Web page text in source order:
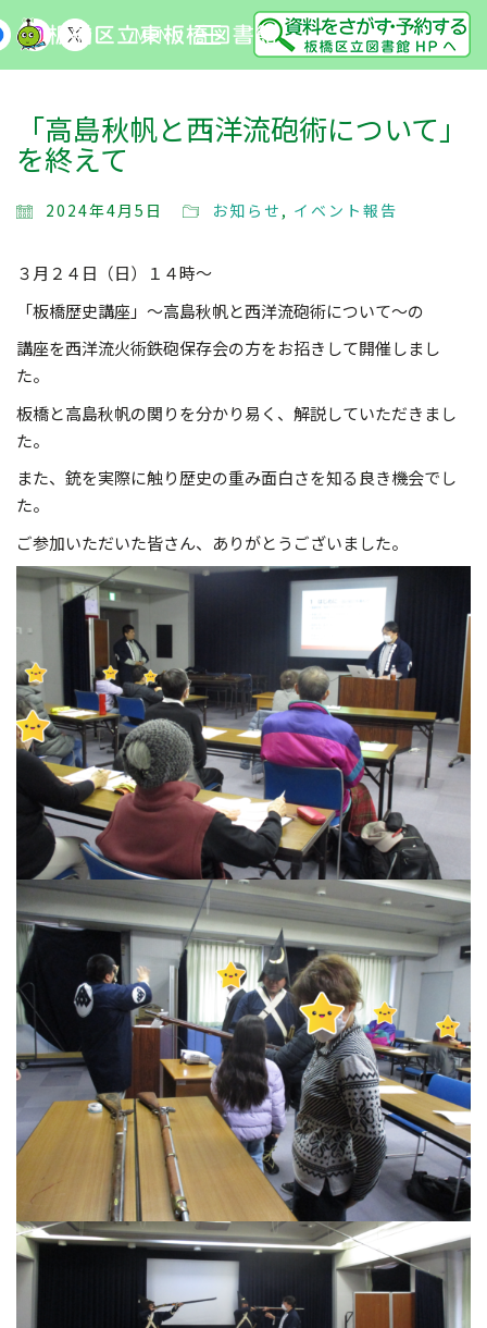
MENU
「高島秋帆と西洋流砲術について」
を終えて
2024年4月5日 お知らせ , イベント報告
３月２４日（日）１４時～
「板橋歴史講座」～高島秋帆と西洋流砲術について～の
講座を西洋流火術鉄砲保存会の方をお招きして開催しまし
た。
板橋と高島秋帆の関りを分かり易く、解説していただきまし
た。
また、銃を実際に触り歴史の重み面白さを知る良き機会でし
た。
ご参加いただいた皆さん、ありがとうございました。